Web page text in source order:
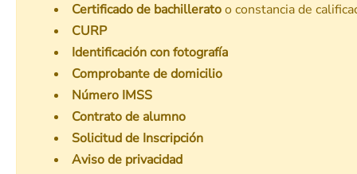
Certificado de bachilleratoo constancia de
CURP
Identificación con fotografía
Comprobante de domicilio
Número IMSS
Contrato de alumno
Solicitud de Inscripción
Aviso de privacidad